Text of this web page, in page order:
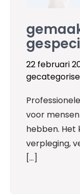
22 februari
voor
hebben. Het
verpleging,
[…]